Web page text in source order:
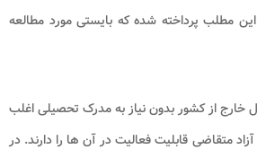
مطلب پرداخته شده که بایستی مورد مطالعه
خارج از کشور بدون نیاز به مدرک تحصیلی اغلب
متقاضی قابلیت فعالیت در آن ها را دارند. در